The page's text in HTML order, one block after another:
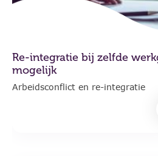
Re-integratie bij zelfde
mogelijk
Arbeidsconflict en re-integratie